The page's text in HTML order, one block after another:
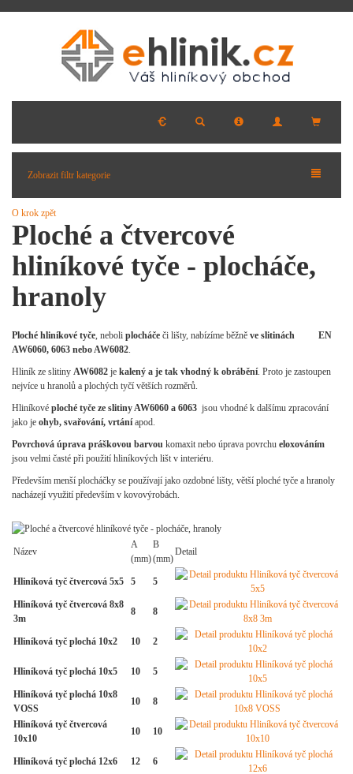
Zobrazit filtr kategorie
O krok zpět
Ploché a čtvercové
hliníkové tyče - plocháče,
hranoly
Ploché hliníkové tyče, neboli plocháče či lišty, nabízíme běžně ve slitinách EN
AW6060, 6063 nebo AW6082.
Hliník ze slitiny AW6082 je kalený a je tak vhodný k obrábění. Proto je zastoupen
nejvíce u hranolů a plochých tyčí větších rozměrů.
Hliníkové ploché tyče ze slitiny AW6060 a 6063 jsou vhodné k dalšímu zpracování
jako je ohyb, svařování, vrtáníapod.
Povrchová úprava práškovou barvou komaxit nebo úprava povrchu eloxováním
jsou velmi časté při použití hliníkových lišt v interiéru.
Především menší plocháčky se používají jako ozdobné lišty, větší ploché tyče a hranoly
nacházejí využití především v kovovýrobách.
Název
A
(mm)
B
(mm)
Detail
Hliníková tyč čtvercová 5x5 5 5
Hliníková tyč čtvercová 8x8
3m
8 8
Hliníková tyč plochá 10x2 10 2
Hliníková tyč plochá 10x5 10 5
Hliníková tyč plochá 10x8
VOSS
10 8
Hliníková tyč čtvercová
10x10
10 10
Hliníková tyč plochá 12x6 12 6